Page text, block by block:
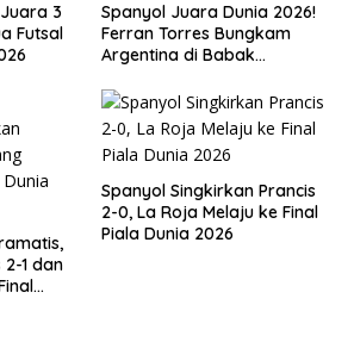
3
Futsal
Spanyol Juara Dunia 2026!
Ferran Torres Bungkam
Argentina di Babak
1 dan
Spanyol Singkirkan Prancis
2-0, La Roja Melaju ke Final
Piala Dunia 2026